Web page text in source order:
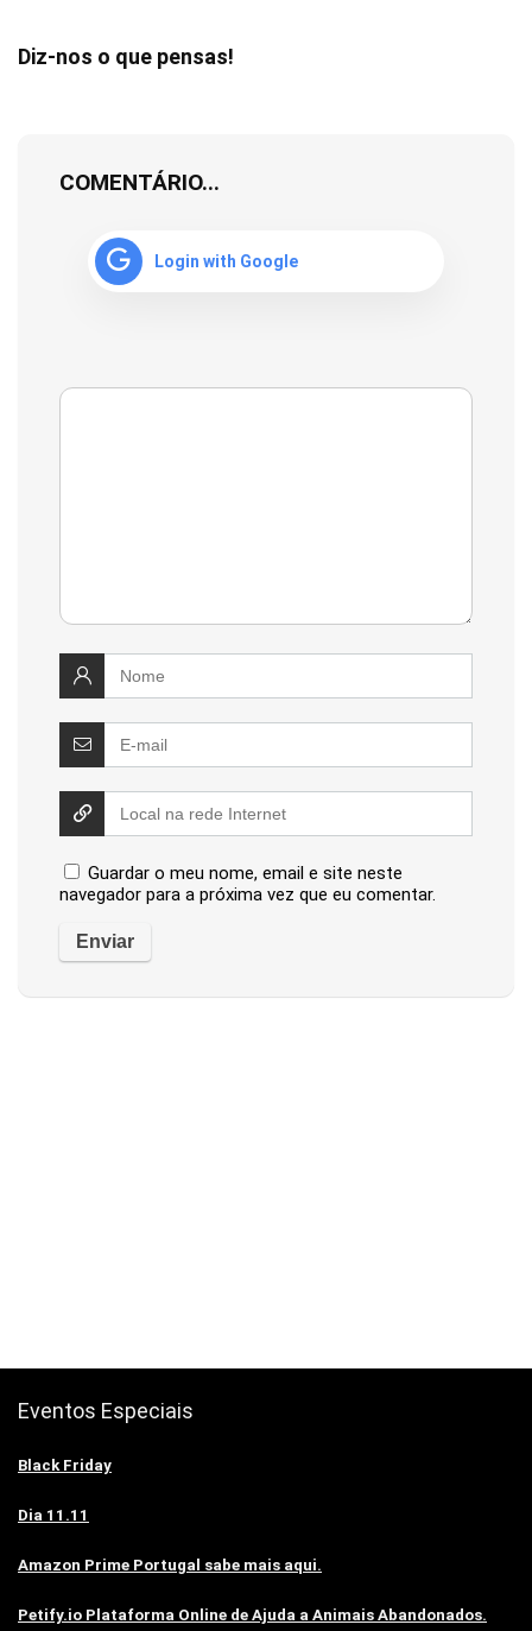
Diz-nos o que pensas!
COMENTÁRIO...
Login with Google
Guardar o meu nome, email e site neste
navegador para a próxima vez que eu comentar.
Eventos Especiais
Black Friday
Dia 11.11
Amazon Prime Portugal sabe mais aqui.
Petify.io Plataforma Online de Ajuda a Animais Abandonados.